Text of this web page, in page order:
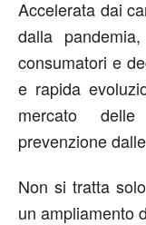
Accelerata dai
dalla
consumatori e
e rapida
mercato
prevenzione
Non si tratta
un ampliamento